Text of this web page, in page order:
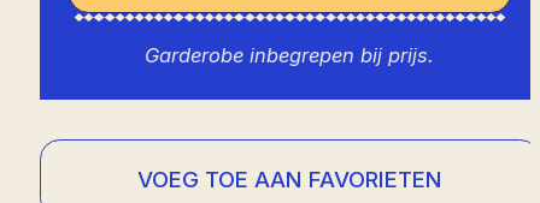
Garderobe inbegrepen bij prijs.
VOEG TOE AAN FAVORIETEN